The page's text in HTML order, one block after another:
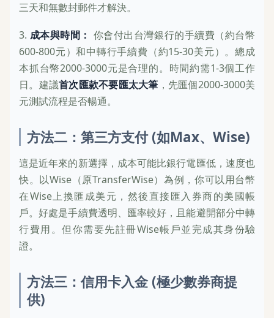
三天和無數封郵件才解決。
3. 成本與時間： 你會付出台灣銀行的手續費（約台幣
600-800元）和中轉行手續費（約15-30美元）。總成
本抓台幣2000-3000元是合理的。時間約需1-3個工作
日。建議首次匯款不要匯太大筆 ，先匯個2000-3000美
元測試流程是否暢通。
方法二：第三方支付 (如Max、Wise)
這是近年來的新選擇，成本可能比銀行電匯低，速度也
快。以Wise（原TransferWise）為例，你可以用台幣
在Wise上換匯成美元，然後直接匯入券商的美國帳
戶。好處是手續費透明、匯率較好，且能避開部分中轉
行費用。但你需要先註冊Wise帳戶並完成其身份驗
證。
方法三：信用卡入金 (極少數券商提
供)